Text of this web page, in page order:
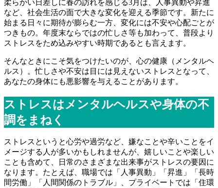
柔らかい日差しに春の訪れを感じる3月は、人事異動や昇進
など、 社会生活の面で大きな変化を迎える季節です。 新たに
始まる日々に期待が膨らむ一方、 変化には不安や心配ごとが
つきもの。 年度末ならではの忙しさ等も加わって、 普段より
ストレスをため込みやすい時期であるとも言えます。
そんなときにこそ気をつけたいのが、心の健康（メンタルヘ
ルス）
。忙しさや不安は目には見えないストレスとなって、
あなたの身体にも悪影響を与えることがあります。
ストレスはメンタルヘルスや身体の不
調をまねく
ストレスというと心労や過労など、 嫌なことや辛いことをイ
メージする人が多いかもしれませんが、 嬉しいことや楽しい
ことも含めて、
日常のさまざまな出来事がストレスの要因に
なります。たとえば、 職場では「人事異動」「昇進」「長時
間労働」「 人間関係のトラブル」、プライベートでは「住環